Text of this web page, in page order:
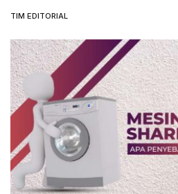
TIM EDITORIAL